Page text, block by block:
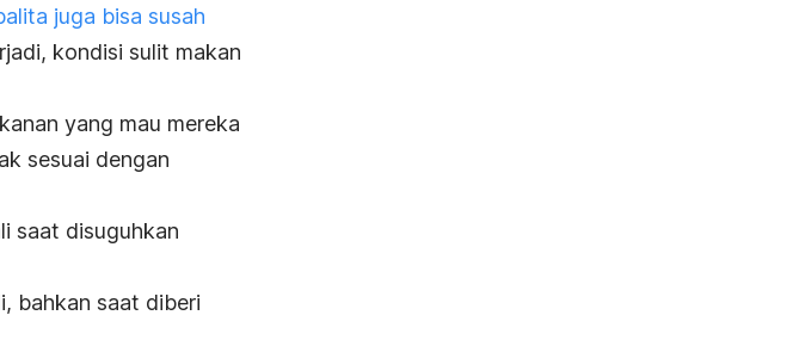
juga bisa susah
kondisi sulit makan
yang mau mereka
sesuai dengan
saat disuguhkan
bahkan saat diberi